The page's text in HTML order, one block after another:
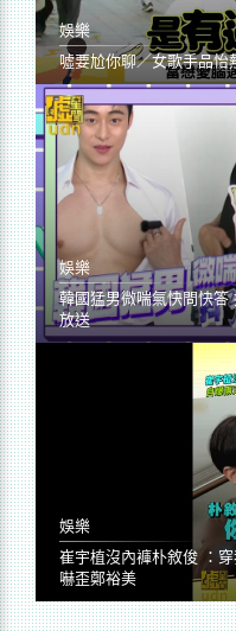
娛樂
噓要尬你聊／女歌手品怡
娛樂
韓國猛男微喘氣快問快
放送
娛樂
崔宇植沒內褲朴敘俊 ：
嚇歪鄭裕美